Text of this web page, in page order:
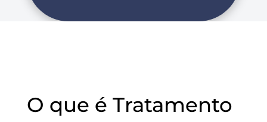
O que é Tratamento